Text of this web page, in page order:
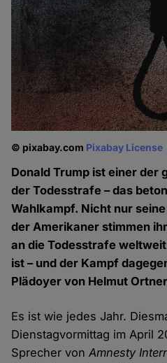
© pixabay.com Pixabay License
Donald Trump ist einer der
der Todesstrafe – das
Wahlkampf. Nicht nur
der Amerikaner stimmen
an die Todesstrafe
ist – und der Kampf
Plädoyer von Helmut
Es ist wie jedes Jahr.
Dienstagvormittag im April
Sprecher vonAmnesty